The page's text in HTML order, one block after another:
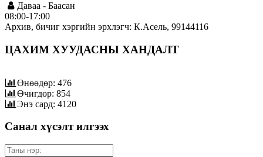
Даваа - Баасан
08:00-17:00
Архив, бичиг хэргийн эрхлэгч: К.Асель, 99144116
ЦАХИМ ХУУДАСНЫ ХАНДАЛТ
Өнөөдөр: 476
Өчигдөр: 854
Энэ сард: 4120
Санал хүсэлт илгээх